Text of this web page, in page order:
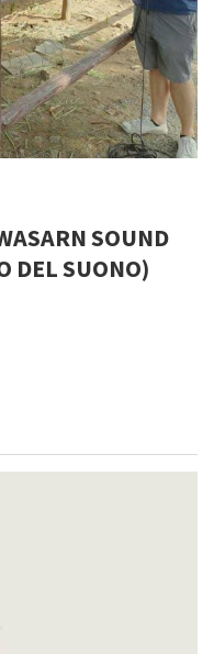
SOUND
DEL SUONO)